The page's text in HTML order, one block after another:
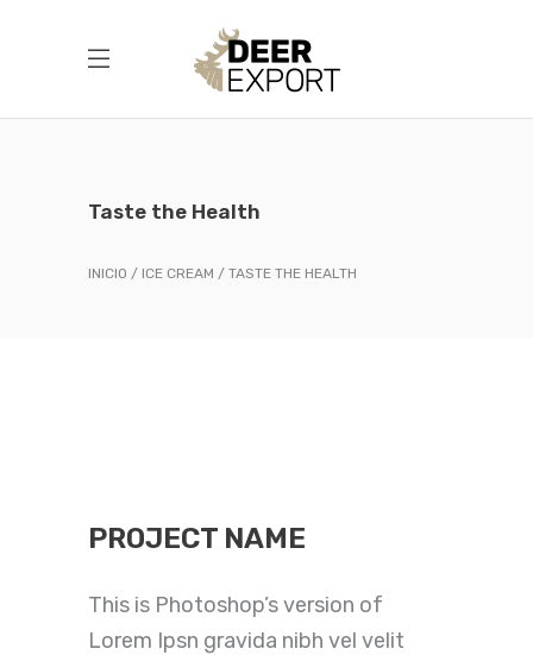
Taste the Health
INICIO ICE CREAM TASTE THE HEALTH
PROJECT NAME
This is Photoshop’s version of
Lorem Ipsn gravida nibh vel velit